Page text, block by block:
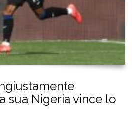
sua Nigeria vince lo